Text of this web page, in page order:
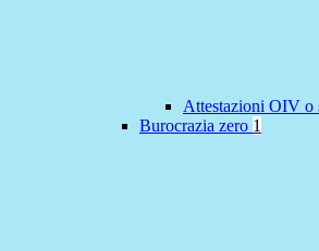
Attestazioni OIV o
Burocrazia zero 1